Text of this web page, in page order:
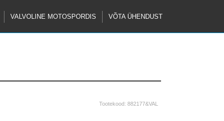
VALVOLINE MOTOSPORDIS VÕTA ÜHENDUST
Tootekood: 882177&VAL